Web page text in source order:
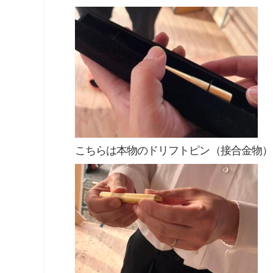
こちらは本物のドリフトピン（接合金物